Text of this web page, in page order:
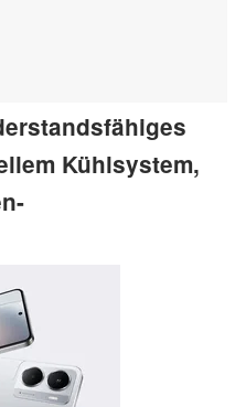
Kühlsystem,